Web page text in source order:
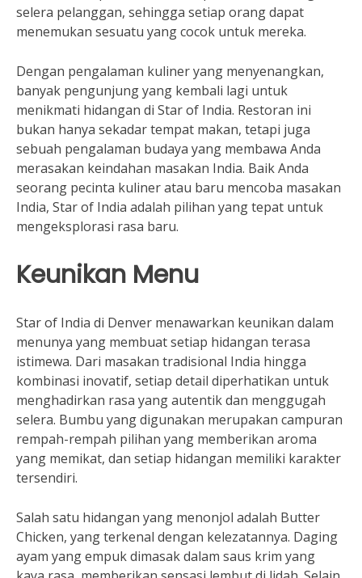
selera pelanggan, sehingga setiap orang dapat
menemukan sesuatu yang cocok untuk mereka.
Dengan pengalaman kuliner yang menyenangkan,
banyak pengunjung yang kembali lagi untuk
menikmati hidangan di Star of India. Restoran ini
bukan hanya sekadar tempat makan, tetapi juga
sebuah pengalaman budaya yang membawa Anda
merasakan keindahan masakan India. Baik Anda
seorang pecinta kuliner atau baru mencoba masakan
India, Star of India adalah pilihan yang tepat untuk
mengeksplorasi rasa baru.
Keunikan Menu
Star of India di Denver menawarkan keunikan dalam
menunya yang membuat setiap hidangan terasa
istimewa. Dari masakan tradisional India hingga
kombinasi inovatif, setiap detail diperhatikan untuk
menghadirkan rasa yang autentik dan menggugah
selera. Bumbu yang digunakan merupakan campuran
rempah-rempah pilihan yang memberikan aroma
yang memikat, dan setiap hidangan memiliki karakter
tersendiri.
Salah satu hidangan yang menonjol adalah Butter
Chicken, yang terkenal dengan kelezatannya. Daging
ayam yang empuk dimasak dalam saus krim yang